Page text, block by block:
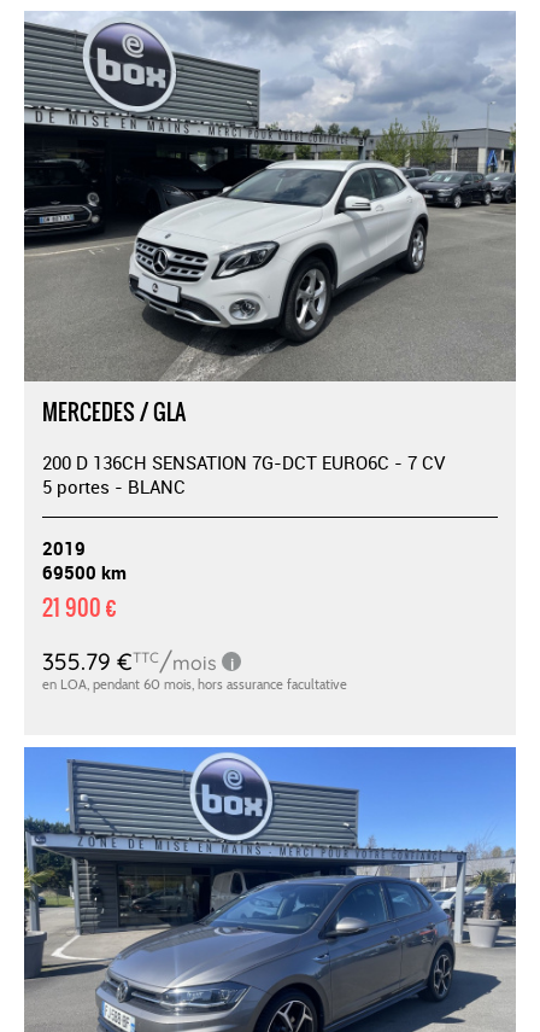
MERCEDES / GLA
200 D 136CH SENSATION 7G-DCT EURO6C - 7 CV
5 portes - BLANC
2019
69500 km
21 900 €